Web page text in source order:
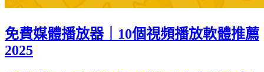
免費媒體播放器｜10個視頻播放軟體推薦
2025